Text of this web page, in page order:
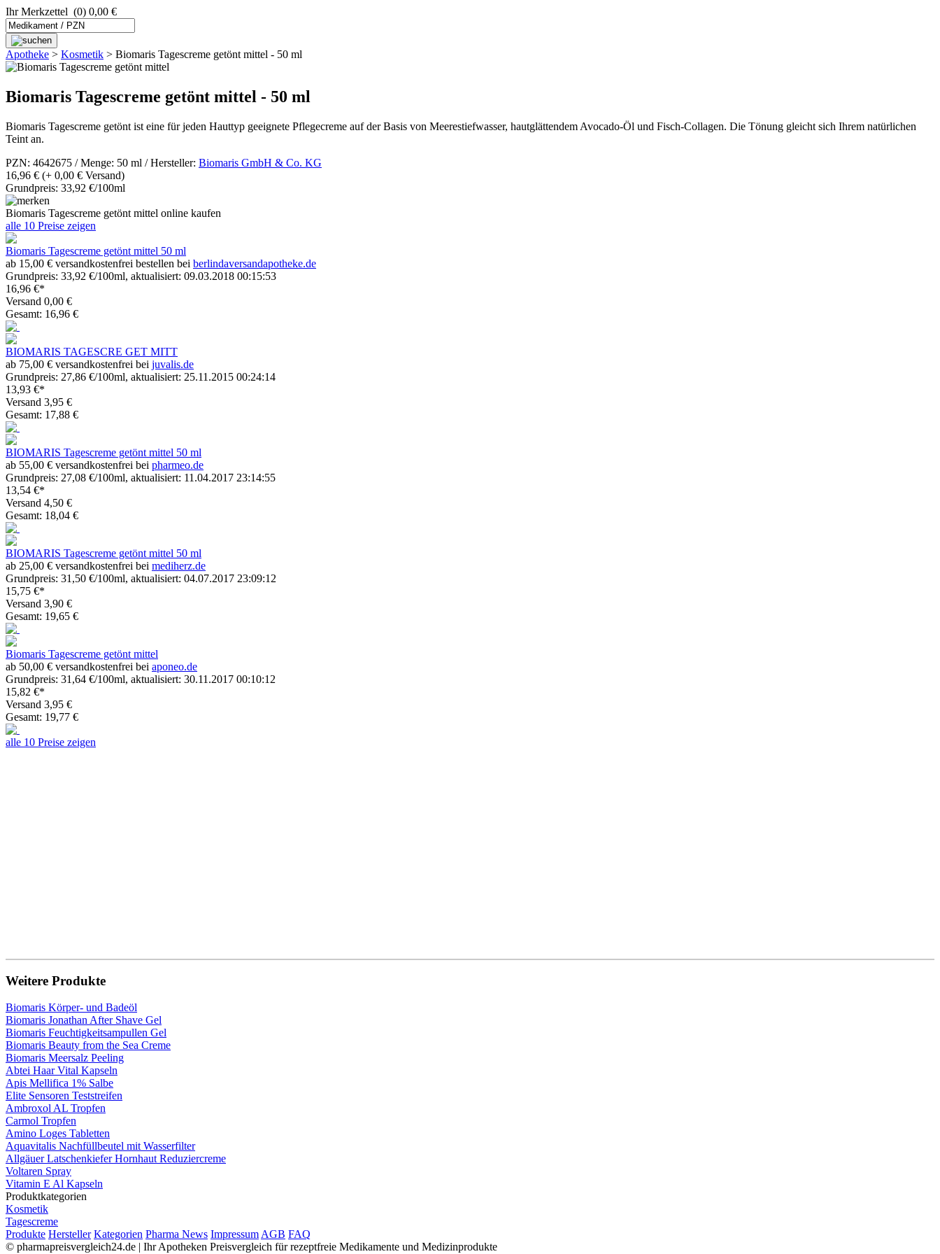
Ihr Merkzettel (0) 0,00 €
Apotheke > Kosmetik > Biomaris Tagescreme getönt mittel - 50 ml
Biomaris Tagescreme getönt mittel - 50 ml
Biomaris Tagescreme getönt ist eine für jeden Hauttyp geeignete Pflegecreme auf der Basis von Meerestiefwasser, hautglättendem Avocado-Öl und Fisch-Collagen. Die Tönung gleicht sich Ihrem natürlichen
Teint an.
PZN: 4642675 / Menge: 50 ml / Hersteller: Biomaris GmbH & Co. KG
16,96 € (+ 0,00 € Versand)
Grundpreis: 33,92 €/100ml
Biomaris Tagescreme getönt mittel online kaufen
alle 10 Preise zeigen
Biomaris Tagescreme getönt mittel 50 ml
ab 15,00 € versandkostenfrei bestellen bei berlindaversandapotheke.de
Grundpreis: 33,92 €/100ml, aktualisiert: 09.03.2018 00:15:53
16,96 €*
Versand 0,00 €
Gesamt: 16,96 €
BIOMARIS TAGESCRE GET MITT
ab 75,00 € versandkostenfrei bei juvalis.de
Grundpreis: 27,86 €/100ml, aktualisiert: 25.11.2015 00:24:14
13,93 €*
Versand 3,95 €
Gesamt: 17,88 €
BIOMARIS Tagescreme getönt mittel 50 ml
ab 55,00 € versandkostenfrei bei pharmeo.de
Grundpreis: 27,08 €/100ml, aktualisiert: 11.04.2017 23:14:55
13,54 €*
Versand 4,50 €
Gesamt: 18,04 €
BIOMARIS Tagescreme getönt mittel 50 ml
ab 25,00 € versandkostenfrei bei mediherz.de
Grundpreis: 31,50 €/100ml, aktualisiert: 04.07.2017 23:09:12
15,75 €*
Versand 3,90 €
Gesamt: 19,65 €
Biomaris Tagescreme getönt mittel
ab 50,00 € versandkostenfrei bei aponeo.de
Grundpreis: 31,64 €/100ml, aktualisiert: 30.11.2017 00:10:12
15,82 €*
Versand 3,95 €
Gesamt: 19,77 €
alle 10 Preise zeigen
Weitere Produkte
Biomaris Körper- und Badeöl
Biomaris Jonathan After Shave Gel
Biomaris Feuchtigkeitsampullen Gel
Biomaris Beauty from the Sea Creme
Biomaris Meersalz Peeling
Abtei Haar Vital Kapseln
Apis Mellifica 1% Salbe
Elite Sensoren Teststreifen
Ambroxol AL Tropfen
Carmol Tropfen
Amino Loges Tabletten
Aquavitalis Nachfüllbeutel mit Wasserfilter
Allgäuer Latschenkiefer Hornhaut Reduziercreme
Voltaren Spray
Vitamin E Al Kapseln
Produktkategorien
Kosmetik
Tagescreme
Produkte Hersteller Kategorien Pharma News Impressum AGB FAQ
© pharmapreisvergleich24.de | Ihr Apotheken Preisvergleich für rezeptfreie Medikamente und Medizinprodukte